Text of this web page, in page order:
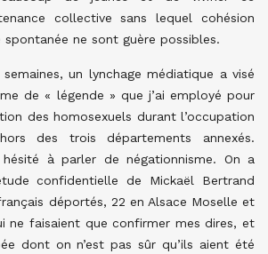
collective sans lequel cohésion
ne sont guère possibles.
un lynchage médiatique a visé
de « légende » que j’ai employé pour
des homosexuels durant l’occupation
des trois départements annexés.
hésité à parler de négationnisme. On a
confidentielle de Mickaël Bertrand
déportés, 22 en Alsace Moselle et
ne faisaient que confirmer mes dires, et
dont on n’est pas sûr qu’ils aient été